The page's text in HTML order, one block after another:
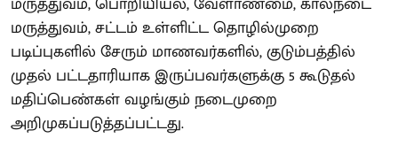
மருத்துவம், சட்டம் உள்ளிட்ட தொழில்முறை
படிப்புகளில் சேரும் மாணவர்களில், குடும்பத்தில்
முதல் பட்டதாரியாக இருப்பவர்களுக்கு 5 கூடுதல்
மதிப்பெண்கள் வழங்கும் நடைமுறை
அறிமுகப்படுத்தப்பட்டது.